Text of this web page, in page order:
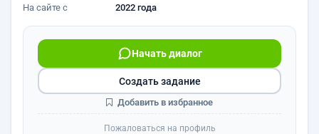
На сайте с 2022 года
Начать диалог
Создать задание
Добавить в избранное
Пожаловаться на профиль